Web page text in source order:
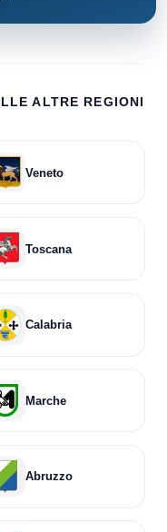
ALTRE REGIONI
Veneto
Toscana
Calabria
Marche
Abruzzo